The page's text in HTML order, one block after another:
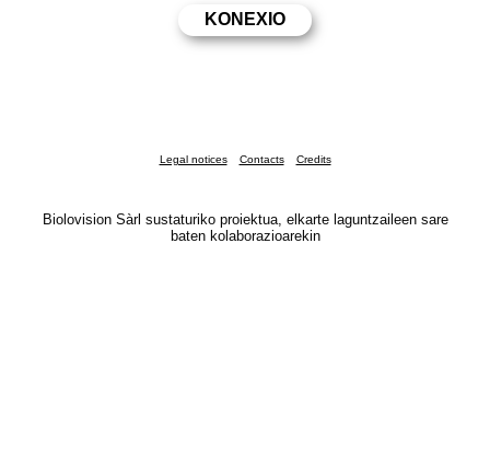
Legal notices Contacts Credits
Biolovision Sàrl sustaturiko proiektua, elkarte laguntzaileen sare
baten kolaborazioarekin